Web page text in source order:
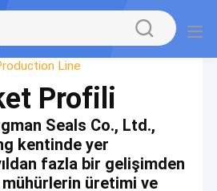
Line
Profili
Seals Co., Ltd.,
kentinde yer
fazla bir gelişimden
üretimi ve